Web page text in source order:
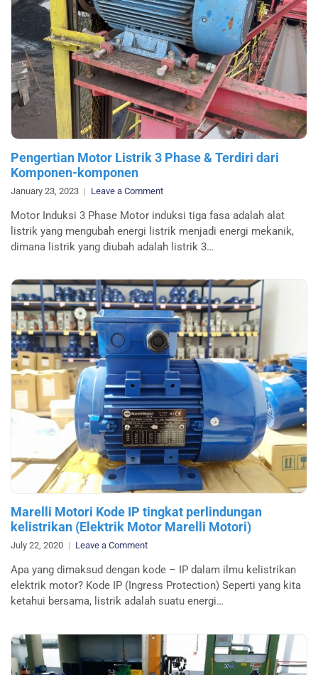
Pengertian Motor Listrik 3 Phase & Terdiri dari
Komponen-komponen
January 23, 2023 Leave a Commenton
Motor
Listrik
3
&
Terdiri
dari
Komponen-
komponen
Motor Induksi 3 Phase Motor induksi tiga fasa adalah alat
listrik yang mengubah energi listrik menjadi energi mekanik,
dimana listrik yang diubah adalah listrik 3…
Marelli Motori Kode IP tingkat perlindungan
kelistrikan (Elektrik Motor Marelli Motori)
July 22, 2020 Leave a Commenton
Motori
Kode
IP
perlindungan
kelistrikan
(Elektrik
Apa yang dimaksud dengan kode – IP dalam ilmu kelistrikan
elektrik motor? Kode IP (Ingress Protection) Seperti yang kita
ketahui bersama, listrik adalah suatu energi…